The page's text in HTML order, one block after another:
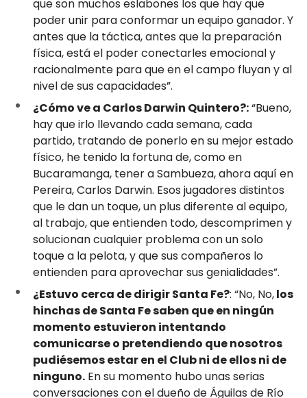
que son muchos eslabones los que hay que
poder unir para conformar un equipo ganador. Y
antes que la táctica, antes que la preparación
física, está el poder conectarles emocional y
racionalmente para que en el campo fluyan y al
nivel de sus capacidades”.
¿Cómo ve a Carlos Darwin Quintero?:“Bueno,
hay que irlo llevando cada semana, cada
partido, tratando de ponerlo en su mejor estado
físico, he tenido la fortuna de, como en
Bucaramanga, tener a Sambueza, ahora aquí en
Pereira, Carlos Darwin. Esos jugadores distintos
que le dan un toque, un plus diferente al equipo,
al trabajo, que entienden todo, descomprimen y
solucionan cualquier problema con un solo
toque a la pelota, y que sus compañeros lo
entienden para aprovechar sus genialidades”.
¿Estuvo cerca de dirigir Santa Fe?: “No, No,los
hinchas de Santa Fe saben que en ningún
momento estuvieron intentando
comunicarse o pretendiendo que nosotros
pudiésemos estar en el Club ni de ellos ni de
ninguno. En su momento hubo unas serias
conversaciones con el dueño de Águilas de Río